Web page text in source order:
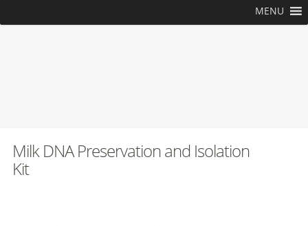
MENU
Milk DNA Preservation and Isolation
Kit